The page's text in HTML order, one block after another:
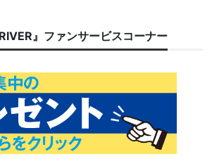
』ファンサービスコーナー